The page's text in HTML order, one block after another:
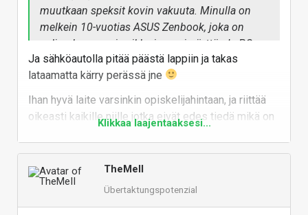
muutkaan speksit kovin vakuuta. Minulla on
melkein 10-vuotias ASUS Zenbook, joka on
paljon kevyempi vaikka isompi näyttö. Ja PC
kannettavista, vaikka ovatkin paljon kevyempiä
ja ohuempi, löytyy enemmän USB-portteja, myös
USB-A portteja, HDMI ulostulo,
muistikortinlukijaa.
rahtaamaan USB hubia jokapaikassa mukana.
Eihän 2x USB-C riitä mihinkään! Jos toisesta
lataa konetta, niin toisen kanssa pitää
Ja sähköautolla pitää päästä lappiin ja takas
lataamatta kärry perässä jne
Ihan hyvä laite varsinkin opiskelijahintaan, ja riittää
oikeasti kaikille niille jotka eivät edes tiedä mikä on
keskusmuisti tai gigatavu. Eli suurimmalle osalle.
konfiguraatiolla 799€, joka selkeesti parempi diili.
Näppäimistön väritykset kieltämättä tekee laitteesta
halvahkon näkösen. Vanhaa 12” vastaava laite olisi
Klikkaa laajentaaksesi...
TheMeII
Übertaktungspotenzial